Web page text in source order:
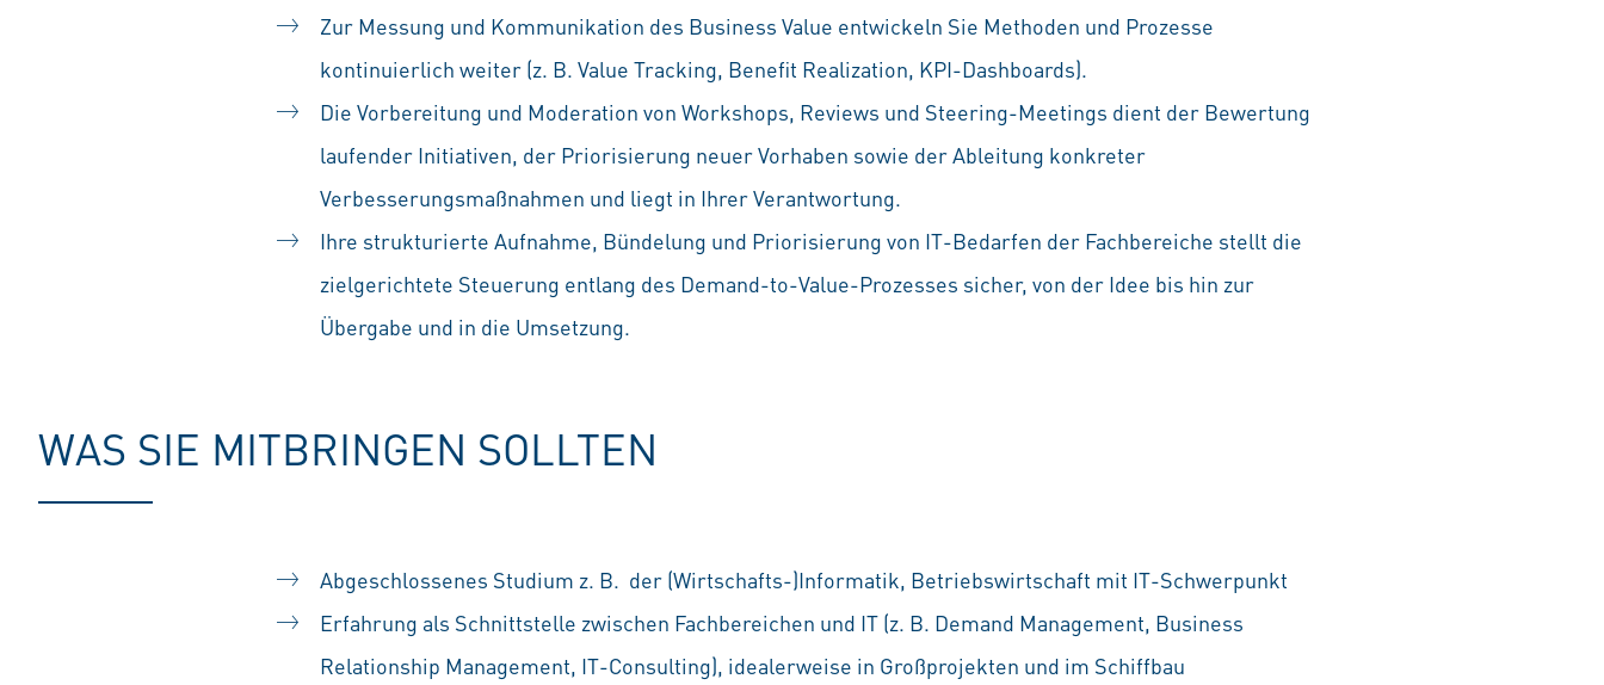
Zur Messung und Kommunikation des Business Value entwickeln Sie Methoden und Prozesse
kontinuierlich weiter (z. B. Value Tracking, Benefit Realization, KPI-Dashboards).
Die Vorbereitung und Moderation von Workshops, Reviews und Steering-Meetings dient der Bewertung
laufender Initiativen, der Priorisierung neuer Vorhaben sowie der Ableitung konkreter
Verbesserungsmaßnahmen und liegt in Ihrer Verantwortung.
Ihre strukturierte Aufnahme, Bündelung und Priorisierung von IT-Bedarfen der Fachbereiche stellt die
zielgerichtete Steuerung entlang des Demand-to-Value-Prozesses sicher, von der Idee bis hin zur
Übergabe und in die Umsetzung.
WAS SIE MITBRINGEN SOLLTEN
Abgeschlossenes Studium z. B. der (Wirtschafts-)Informatik, Betriebswirtschaft mit IT-Schwerpunkt
Erfahrung als Schnittstelle zwischen Fachbereichen und IT (z. B. Demand Management, Business
Relationship Management, IT-Consulting), idealerweise in Großprojekten und im Schiffbau